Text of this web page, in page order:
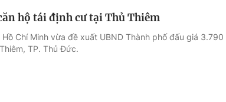
đẹp
cuộc sống
Tuyển sinh
Học trực tuyến
hộ tái định cư tại Thủ Thiêm
Chí Minh vừa đề xuất UBND Thành phố đấu giá 3.790
TP. Thủ Đức.